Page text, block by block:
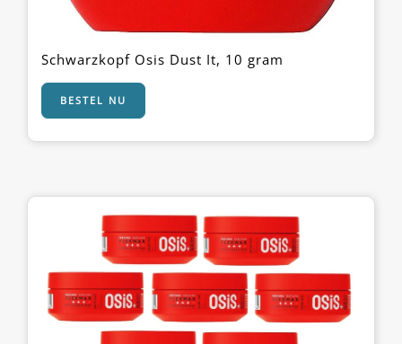
Schwarzkopf Osis Dust It, 10 gram
BESTEL NU